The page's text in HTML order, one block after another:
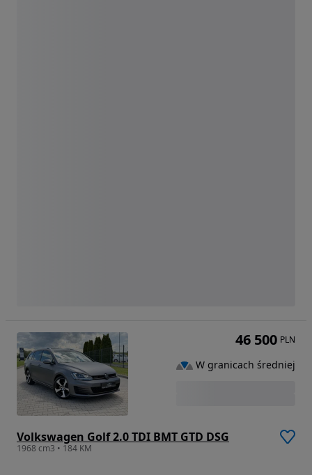
Volkswagen Golf 2.0 TDI BMT GTD DSG
1968 cm3 • 184 KM
46 500 PLN
W granicach średniej